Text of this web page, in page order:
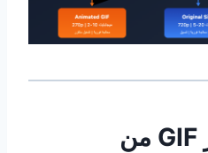
دليل تصدير صور GIF من